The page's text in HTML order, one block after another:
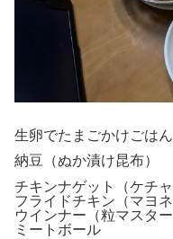
生卵でたまごかけごはん
納豆（ぬか漬け昆布）
チキンナゲット（ケチ
フライドチキン（マヨネ
ウインナー（粒マスタ
ミートボール